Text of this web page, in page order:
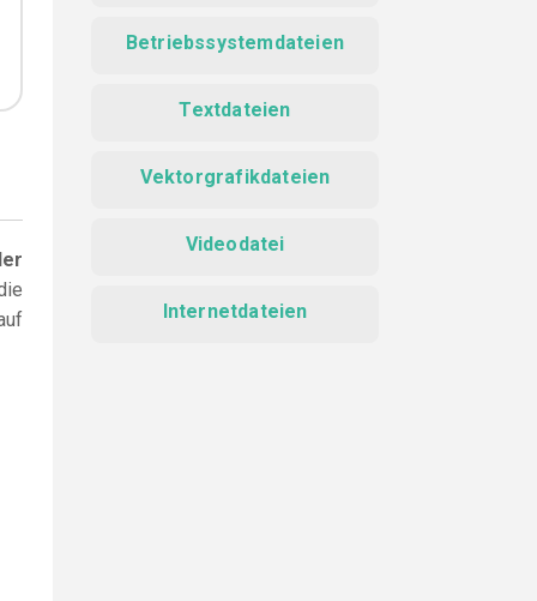
Betriebssystemdateien
Textdateien
Vektorgrafikdateien
Videodatei
Internetdateien